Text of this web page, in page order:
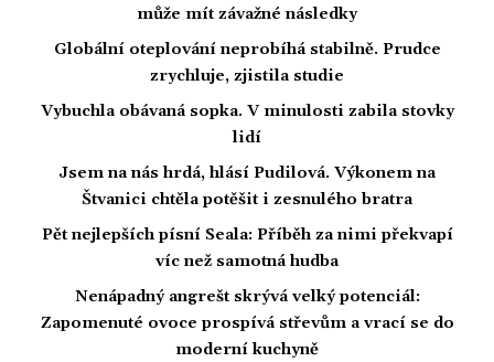
může mít závažné následky
Globální oteplování neprobíhá stabilně. Prudce
zrychluje, zjistila studie
Vybuchla obávaná sopka. V minulosti zabila stovky
lidí
Jsem na nás hrdá, hlásí Pudilová. Výkonem na
Štvanici chtěla potěšit i zesnulého bratra
Pět nejlepších písní Seala: Příběh za nimi překvapí
víc než samotná hudba
Nenápadný angrešt skrývá velký potenciál:
Zapomenuté ovoce prospívá střevům a vrací se do
moderní kuchyně